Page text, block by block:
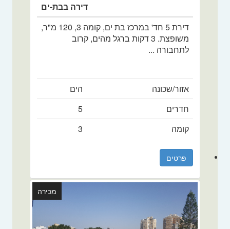
דירה בבת-ים
דירת 5 חד' במרכז בת ים, קומה 3, 120 מ"ר,
משופצת. 3 דקות ברגל מהים, קרוב
לתחבורה ...
אזור/שכונה
הים
חדרים
5
קומה
3
פרטים
מכירה